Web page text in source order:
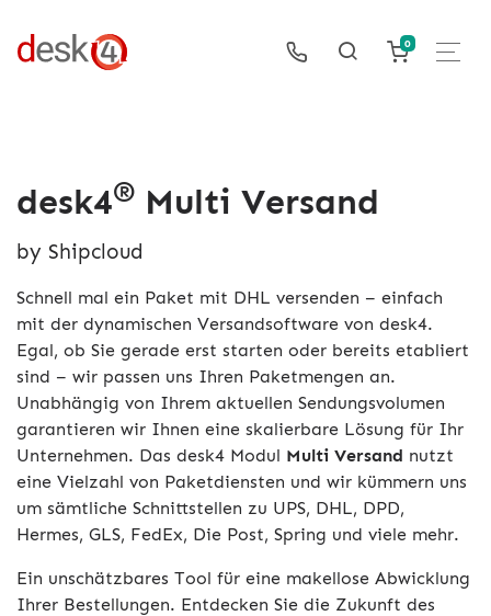
0
desk4® Multi Versand
by Shipcloud
Schnell mal ein Paket mit DHL versenden – einfach
mit der dynamischen Versandsoftware von desk4.
Egal, ob Sie gerade erst starten oder bereits etabliert
sind – wir passen uns Ihren Paketmengen an.
Unabhängig von Ihrem aktuellen Sendungsvolumen
garantieren wir Ihnen eine skalierbare Lösung für Ihr
Unternehmen. Das desk4 Modul Multi Versand nutzt
eine Vielzahl von Paketdiensten und wir kümmern uns
um sämtliche Schnittstellen zu UPS, DHL, DPD,
Hermes, GLS, FedEx, Die Post, Spring und viele mehr.
Ein unschätzbares Tool für eine makellose Abwicklung
Ihrer Bestellungen. Entdecken Sie die Zukunft des